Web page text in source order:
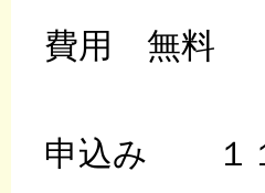
費用 無料
申込み １